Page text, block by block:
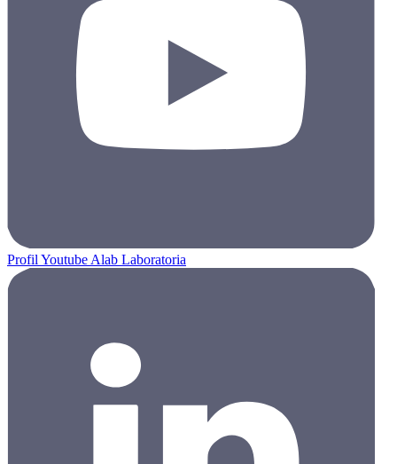
Profil Youtube Alab Laboratoria